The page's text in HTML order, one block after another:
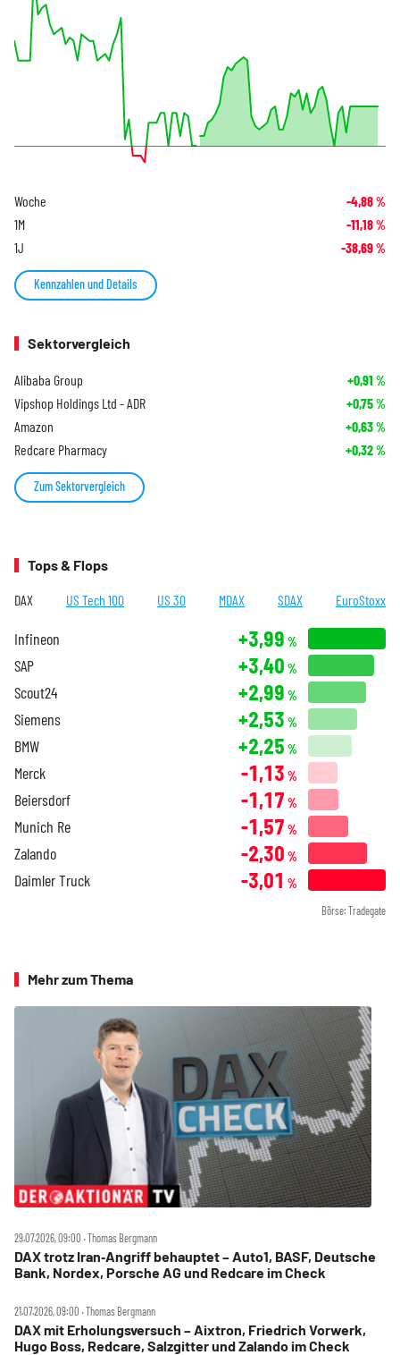
Woche -4,88%
1M -11,18%
1J -38,69%
Kennzahlen und Details
Sektorvergleich
Alibaba Group +0,91 %
Vipshop Holdings Ltd - ADR +0,75%
Amazon +0,63%
Redcare Pharmacy +0,32%
Zum Sektorvergleich
Tops & Flops
DAX US Tech 100 US 30 MDAX SDAX EuroStoxx
Infineon +3,99 %
SAP +3,40 %
Scout24 +2,99 %
Siemens +2,53 %
BMW +2,25 %
Merck -1,13 %
Beiersdorf -1,17 %
Munich Re -1,57 %
Zalando -2,30 %
Daimler Truck -3,01 %
Börse: Tradegate
Mehr zum Thema
29.07.2026, 09:00 ‧ Thomas Bergmann
DAX trotz Iran‑Angriff behauptet – Auto1, BASF, Deutsche
Bank, Nordex, Porsche AG und Redcare im Check
21.07.2026, 09:00 ‧ Thomas Bergmann
DAX mit Erholungsversuch – Aixtron, Friedrich Vorwerk,
Hugo Boss, Redcare, Salzgitter und Zalando im Check